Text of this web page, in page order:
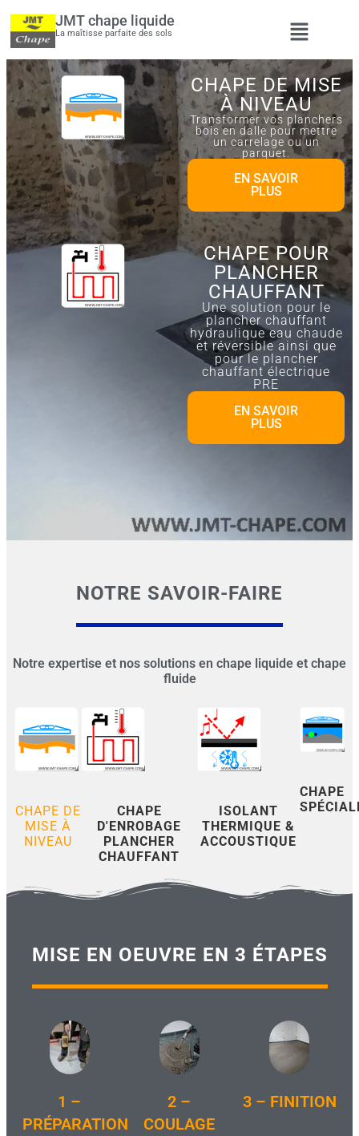
JMT chape liquide
La maîtisse parfaite des sols
CHAPE DE MISE
À NIVEAU
Transformer vos planchers
bois en dalle pour mettre
un carrelage ou un
parquet.
EN SAVOIR
PLUS
CHAPE POUR
PLANCHER
CHAUFFANT
Une solution pour le
plancher chauffant
hydraulique eau chaude
et réversible ainsi que
pour le plancher
chauffant électrique
PRE
EN SAVOIR
PLUS
NOTRE SAVOIR-FAIRE
Notre expertise et nos solutions en chape liquide et chape
fluide
CHAPE DE
MISE À
NIVEAU
CHAPE
D'ENROBAGE
PLANCHER
CHAUFFANT
ISOLANT
THERMIQUE &
ACCOUSTIQUE
CHAPE
MISE EN OEUVRE EN 3 ÉTAPES
1 –
PRÉPARATION
2 –
COULAGE
3 – FINITION